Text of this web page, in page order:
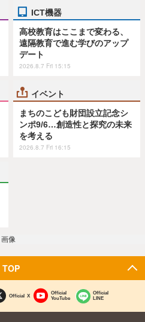
ICT機器
高校教育はここまで変わる、
遠隔教育で進む学びのアップ
デート
2026.8.7 Fri 15:15
イベント
まちのこども財団設立記念シ
ンポ9/6…創造性と探究の未来
を考える
2026.8.7 Fri 16:15
像
TOP
Official X
Official
YouTube
Official
LINE